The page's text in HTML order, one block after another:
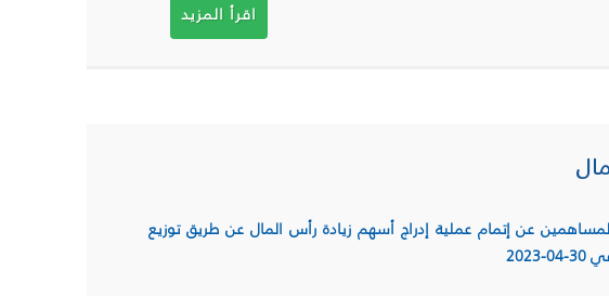
اقرأ المزيد
عن إتمام عملية إدراج أسهم زيادة رأس المال عن طريق توزيع